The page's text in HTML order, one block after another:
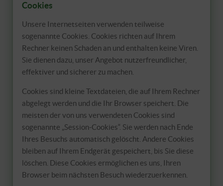
Cookies
Unsere Internetseiten verwenden teilweise
sogenannte Cookies. Cookies richten auf Ihrem
Rechner keinen Schaden an und enthalten keine Viren.
Sie dienen dazu, unser Angebot nutzerfreundlicher,
effektiver und sicherer zu machen.
Cookies sind kleine Textdateien, die auf Ihrem Rechner
abgelegt werden und die Ihr Browser speichert. Die
meisten der von uns verwendeten Cookies sind
sogenannte „Session-Cookies“. Sie werden nach Ende
Ihres Besuchs automatisch gelöscht. Andere Cookies
bleiben auf Ihrem Endgerät gespeichert, bis Sie diese
löschen. Diese Cookies ermöglichen es uns, Ihren
Browser beim nächsten Besuch wiederzuerkennen.